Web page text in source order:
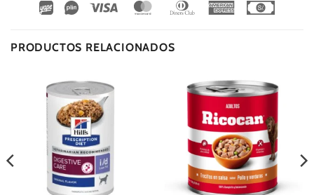
Wirecard
Vipps Visa MasterCardDinners
American
PRODUCTOS RELACIONADOS